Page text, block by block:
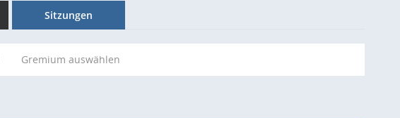
Sitzungen
Gremium auswählen